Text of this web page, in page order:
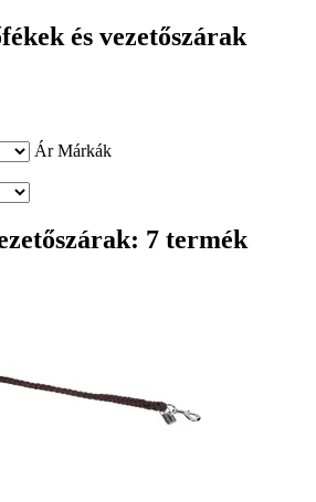
és vezetőszárak
Ár Márkák
7 termék